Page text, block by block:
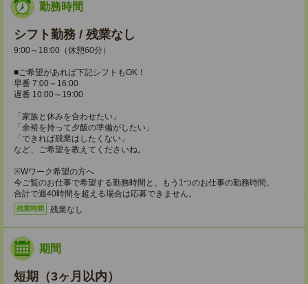
勤務時間
シフト勤務 / 残業なし
9:00～18:00（休憩60分）
■ご希望があれば下記シフトもOK！
早番 7:00～16:00
遅番 10:00～19:00
「家族と休みを合わせたい」
「余裕を持って夕飯の準備がしたい」
「できれば残業はしたくない」
など、ご希望を教えてくださいね。
※Wワーク希望の方へ
今ご覧のお仕事で希望する勤務時間と、もう1つのお仕事の勤務時間。
合計で週40時間を超える場合は応募できません。
残業時間 残業なし
期間
短期（3ヶ月以内）